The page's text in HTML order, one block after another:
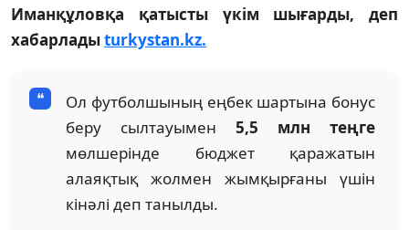
Иманқұловқа қатысты үкім шығарды, деп
хабарладыturkystan.kz.
Ол футболшының еңбек шартына бонус
беру сылтауымен 5,5 млн теңге
мөлшерінде бюджет қаражатын
алаяқтық жолмен жымқырғаны үшін
кінәлі деп танылды.